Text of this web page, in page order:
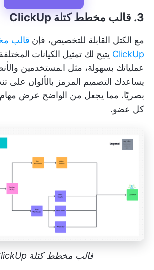
3. قالب مخطط كتلة ClickUp
مع الكتل القابلة للتخصيص، فإن قالب
ClickUp يتيح لك تمثيل الكيانات
عملياتك بسهولة، مثل المستخدمين
يساعدك التصميم المرمز بالألوان على
بصريًا، مما يجعل من الواضح عرض
كل عضو.
قالب مخطط كتلة ClickUp